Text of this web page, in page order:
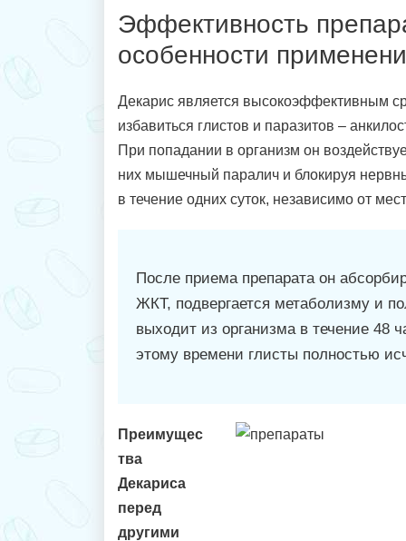
Эффективность
особенности
Декарис является высокоэффективным
избавиться глистов и паразитов –
При попадании в организм он
них мышечный паралич и блокируя
в течение одних суток, независимо от
После приема препарата он
ЖКТ, подвергается метаболизму и
выходит из организма в течение 48
этому времени глисты полностью
Преимущес
тва
Декариса
перед
другими